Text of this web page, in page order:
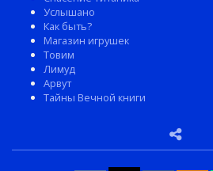
Услышано
Как быть?
Магазин игрушек
Товим
Лимуд
Арвут
Тайны Вечной книги